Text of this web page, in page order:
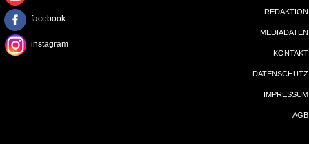
facebook
instagram
REDAKTION
MEDIADATEN
KONTAKT
DATENSCHUTZ
IMPRESSUM
AGB